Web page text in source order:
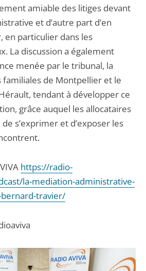
amiable des litiges devant
et d’autre part d’en
en particulier dans les
La discussion a également
menée par le tribunal, la
familiales de Montpellier et le
tendant à développer ce
grâce auquel les allocataires
s’exprimer et d’exposer les
https://radio-
la-mediation-administrative-
travier/